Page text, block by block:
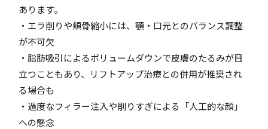
あります。
・エラ削りや頬骨縮小には、顎・口元とのバランス調整
が不可欠
・脂肪吸引によるボリュームダウンで皮膚のたるみが目
立つこともあり、リフトアップ治療との併用が推奨され
る場合も
・過度なフィラー注入や削りすぎによる「人工的な顔」
への懸念